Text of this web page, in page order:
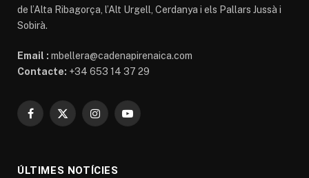
de l’Alta Ribagorça, l’Alt Urgell, Cerdanya i els Pallars Jussà i
Sobirà.
Email : mbellera@cadenapirenaica.com
Contacte: +34 653 14 37 29
Facebook
X
InstagramYouTube
ÚLTIMES NOTÍCIES